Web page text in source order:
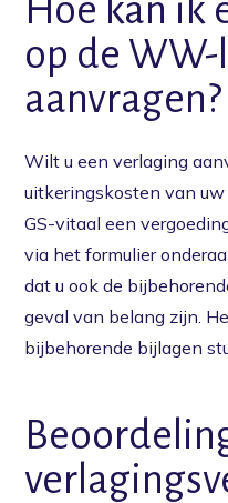
Home
Voorkomen
Actueel
Over ons
Contact
Hoe kan ik
op de WW-
aanvragen?
Wilt u een verlaging
uitkeringskosten van
GS-vitaal een
via het formulier
dat u ook de
geval van belang zijn.
bijbehorende bijlagen